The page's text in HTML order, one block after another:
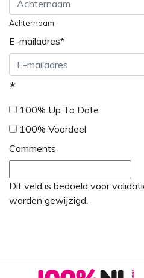
Achternaam
E-mailadres*
*
100% Up To Date
100% Voordeel
Comments
Dit veld is bedoeld voor
worden gewijzigd.